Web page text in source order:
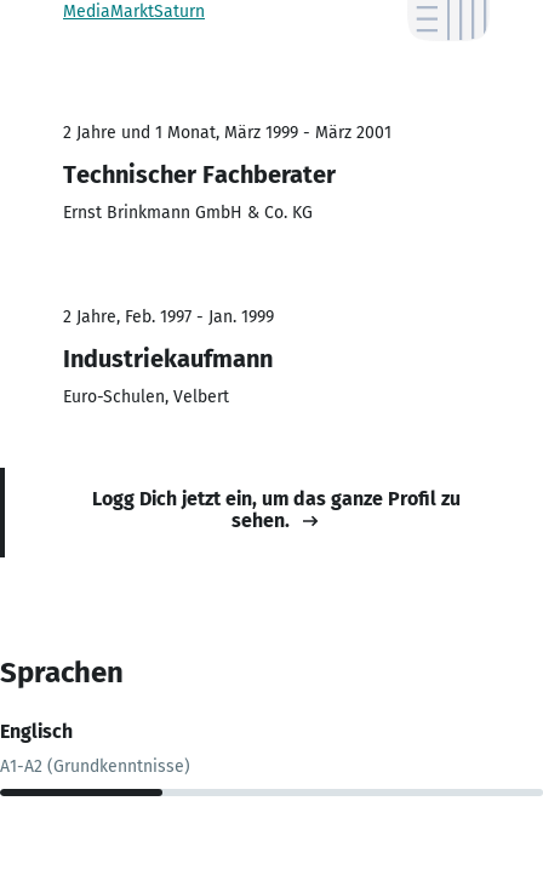
MediaMarktSaturn
2 Jahre und 1 Monat, März 1999 - März 2001
Technischer Fachberater
Ernst Brinkmann GmbH & Co. KG
2 Jahre, Feb. 1997 - Jan. 1999
Industriekaufmann
Euro-Schulen, Velbert
Logg Dich jetzt ein, um das ganze Profil zu
sehen.
Sprachen
Englisch
A1-A2 (Grundkenntnisse)